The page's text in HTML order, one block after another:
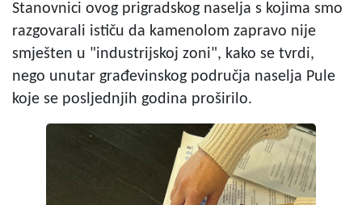
Stanovnici ovog prigradskog naselja s kojima smo
razgovarali ističu da kamenolom zapravo nije
smješten u "industrijskoj zoni", kako se tvrdi,
nego unutar građevinskog područja naselja Pule
koje se posljednjih godina proširilo.